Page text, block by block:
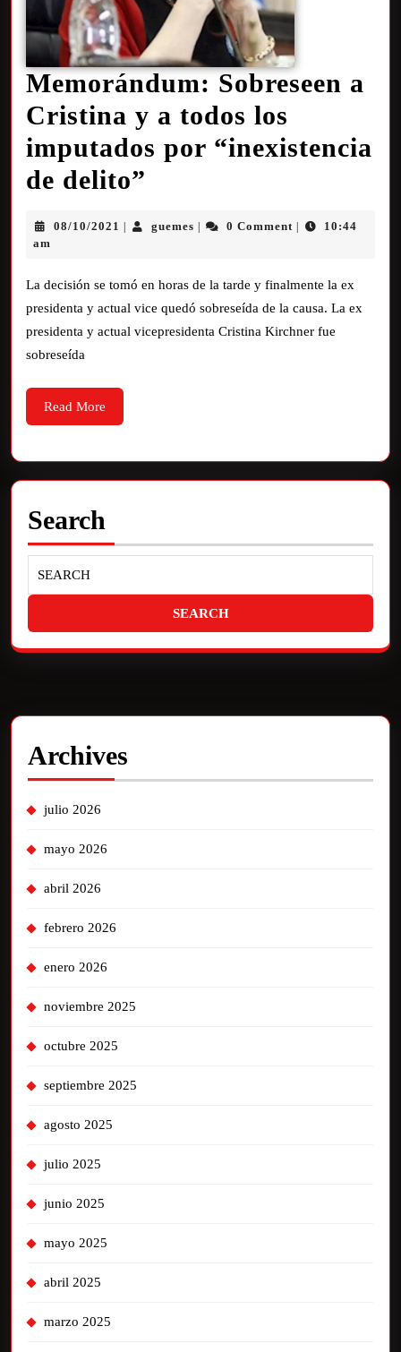
Memorándum: Sobreseen a
Cristina y a todos los
imputados por “inexistencia
de delito”
08/10/2021 guemes 0 Comment
10:44
am
La decisión se tomó en horas de la tarde y finalmente la ex
presidenta y actual vice quedó sobreseída de la causa. La ex
presidenta y actual vicepresidenta Cristina Kirchner fue
sobreseída
Read More
Search
Archives
julio 2026
mayo 2026
abril 2026
febrero 2026
enero 2026
noviembre 2025
octubre 2025
septiembre 2025
agosto 2025
julio 2025
junio 2025
mayo 2025
abril 2025
marzo 2025